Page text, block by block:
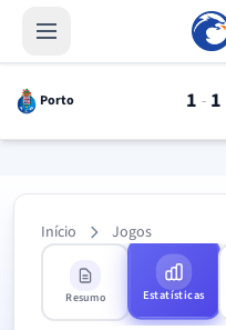
Porto 1 - 1
Início Jogos
Resumo Estatísticas